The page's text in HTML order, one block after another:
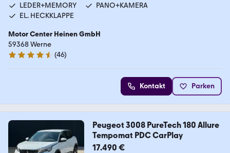
LEDER+MEMORY
PANO+KAMERA
EL. HECKKLAPPE
Motor Center Heinen GmbH
59368 Werne
4.6 Sterne
(46)
Kontakt Parken
Peugeot 3008 PureTech 180 Allure
Tempomat PDC CarPlay
17.490 €